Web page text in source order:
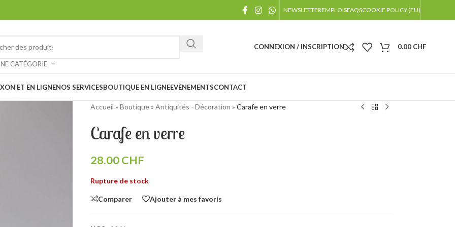
NEWSLETTEREMPLOISFAQSCOOKIE POLICY (EU)
CATÉGORIE
CONNEXION / INSCRIPTION 0.00 CHF
ET EN LIGNENOS SERVICESBOUTIQUE EN LIGNEEVÈNEMENTSCONTACT
Accueil » Boutique» Antiquités - Décoration » Carafe en verre
Carafe en verre
28.00CHF
Rupture de stock
Comparer Ajouter à mes favoris